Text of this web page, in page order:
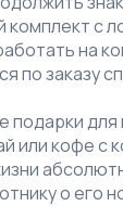
с
на
по заказу
подарки для
или кофе с
о его